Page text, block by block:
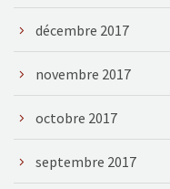
décembre 2017
novembre 2017
octobre 2017
septembre 2017